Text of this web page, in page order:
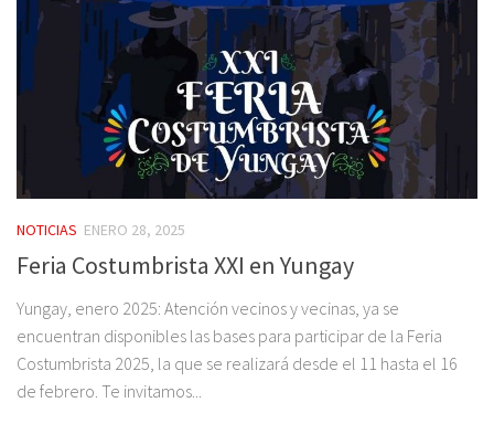
NOTICIAS ENERO 28, 2025
Feria Costumbrista XXI en Yungay
Yungay, enero 2025: Atención vecinos y vecinas, ya se
encuentran disponibles las bases para participar de la Feria
Costumbrista 2025, la que se realizará desde el 11 hasta el 16
de febrero. Te invitamos...